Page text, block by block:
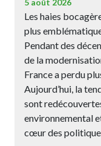
5 août 2026
Les haies
plus
Pendant des
de la
France a perdu
Aujourd’hui, la
sont
environnemental
cœur des